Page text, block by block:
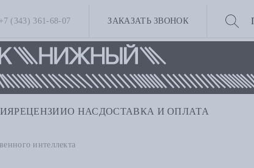
+7 (343) 361-68-07 ЗАКАЗАТЬ ЗВОНОК
РЕЦЕНЗИИО НАС ДОСТАВКА И ОПЛАТА
интеллекта